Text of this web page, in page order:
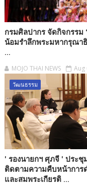
กรมศิลปากร จัดกิจกรรม
น้อมรำลึกพระมหากรุณา
...
MOJO THAI NEWS Aug
วัฒนธรรม
' รองนายกฯ ศุภจี ' ประชุ
ติดตามความคืบหน้าการ
และสมพระเกียรติ ...